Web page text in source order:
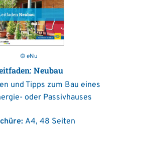
© eNu
Neubau
und Tipps zum Bau eines
oder Passivhauses
A4, 48 Seiten